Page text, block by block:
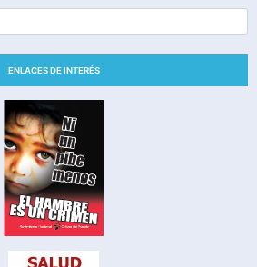
ENLACES DE INTERÉS